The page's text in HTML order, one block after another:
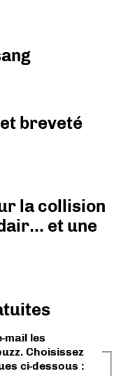
breveté
la collision
et une
mail les
Choisissez
ci-dessous :